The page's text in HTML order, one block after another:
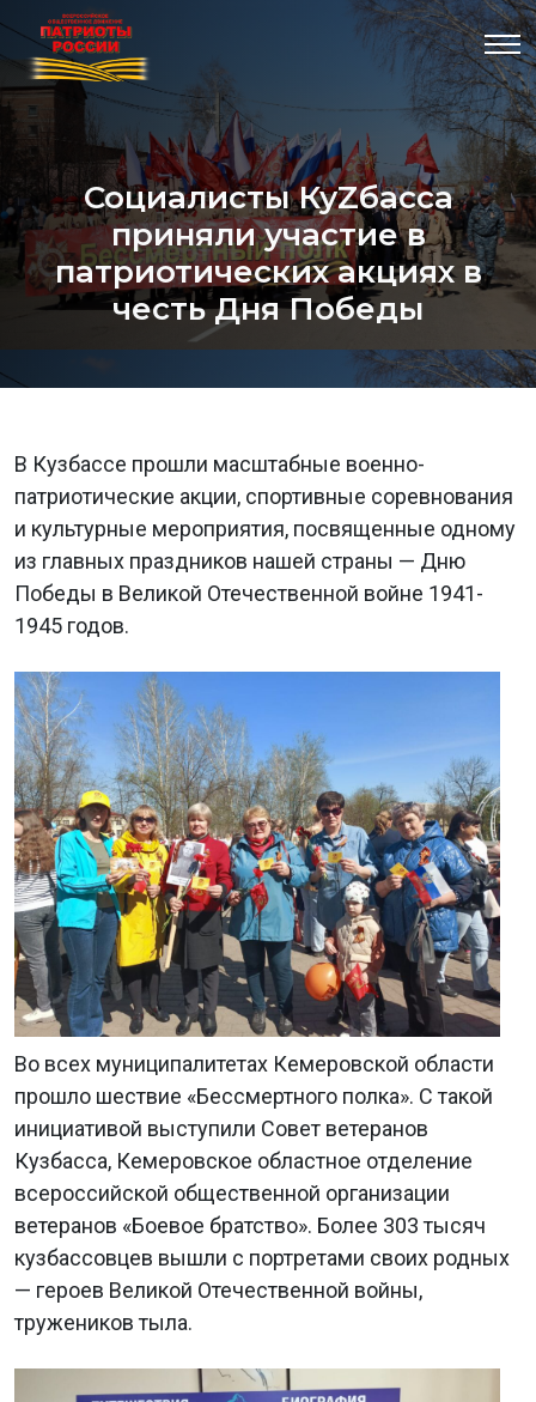
Социалисты КуZбасса
приняли участие в
патриотических акциях в
честь Дня Победы
В Кузбассе прошли масштабные военно-
патриотические акции, спортивные соревнования
и культурные мероприятия, посвященные одному
из главных праздников нашей страны — Дню
Победы в Великой Отечественной войне 1941-
1945 годов.
Во всех муниципалитетах Кемеровской области
прошло шествие «Бессмертного полка». С такой
инициативой выступили Совет ветеранов
Кузбасса, Кемеровское областное отделение
всероссийской общественной организации
ветеранов «Боевое братство». Более 303 тысяч
кузбассовцев вышли с портретами своих родных
— героев Великой Отечественной войны,
тружеников тыла.